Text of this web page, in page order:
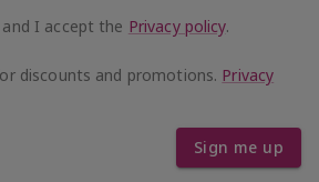
I accept the Privacy policy.
discounts and promotions. Privacy
Sign me up